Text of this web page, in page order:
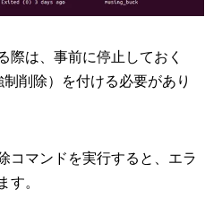
際は、事前に停止しておく
削除）を付ける必要があり
コマンドを実行すると、エラ
す。